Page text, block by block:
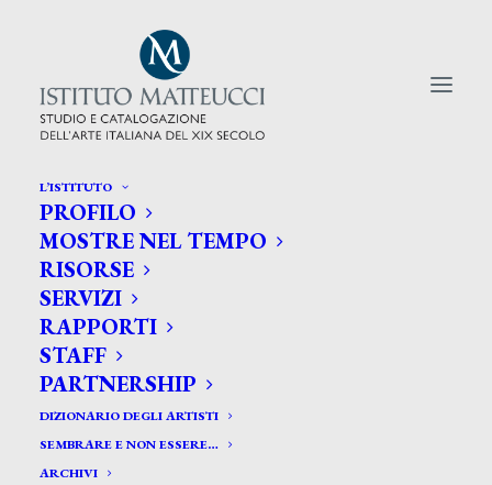
L’ISTITUTO
PROFILO
MOSTRE NEL TEMPO
RISORSE
SERVIZI
RAPPORTI
STAFF
PARTNERSHIP
DIZIONARIO DEGLI ARTISTI
SEMBRARE E NON ESSERE…
ARCHIVI
CERCA TRA GLI ARTISTI:
Search
for: